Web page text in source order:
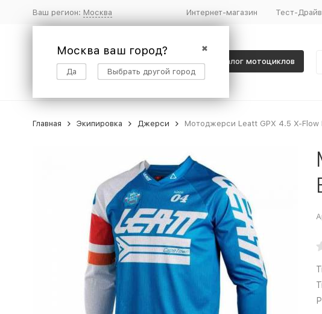
Ваш регион: Москва
✖
Москва ваш город?
Да Выбрать другой город
Интернет-магазин Тест-Драйв
Каталог мотоциклов
Главная Экипировка Джерси Мотоджерси Leatt GPX 4.5 X-Flow